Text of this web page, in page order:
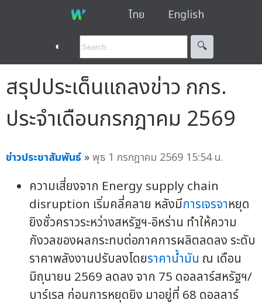
ไทย English
◐ 🔍︎
สรุปประเด็นแถลงข่าว กกร.
ประจำเดือนกรกฎาคม 2569
ข่าวประชาสัมพันธ์ »พุธ 1 กรกฎาคม 2569 15:54 น.
ความเสี่ยงจาก Energy supply chain
disruption เริ่มคลี่คลาย หลังมีการเจรจาหยุด
ยิงชั่วคราวระหว่างสหรัฐฯ-อิหร่าน ทำให้ความ
กังวลของผลกระทบต่อภาคการผลิตลดลง ระดับ
ราคาพลังงานปรับลงโดยราคาน้ำมัน ณ เดือน
มิถุนายน 2569 ลดลง จาก 75 ดอลลาร์สหรัฐฯ/
บาร์เรล ก่อนการหยุดยิง มาอยู่ที่ 68 ดอลลาร์